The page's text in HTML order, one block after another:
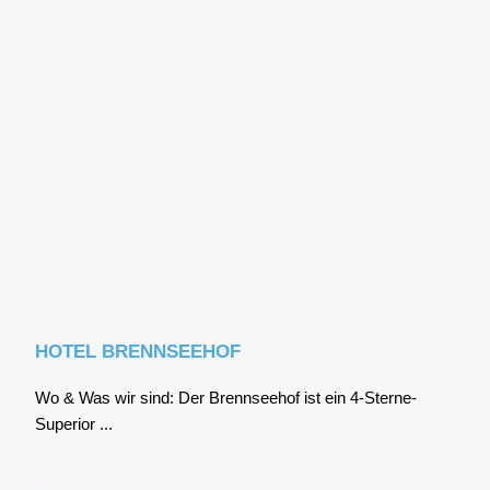
HOTEL BRENNSEEHOF
Wo & Was wir sind: Der Brenn­see­hof ist ein 4‑S­ter­ne-
Supe­ri­or ...